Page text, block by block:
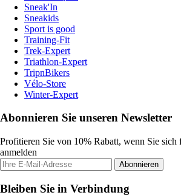
Sneak'In
Sneakids
Sport is good
Training-Fit
Trek-Expert
Triathlon-Expert
TripnBikers
Vélo-Store
Winter-Expert
Abonnieren Sie unseren Newsletter
Profitieren Sie von 10% Rabatt, wenn Sie sich
anmelden
Abonnieren
Bleiben Sie in Verbindung